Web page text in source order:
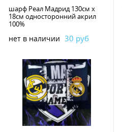
шарф Реал Мадрид 130см х
18см односторонний акрил
100%
нет в наличии 30 руб